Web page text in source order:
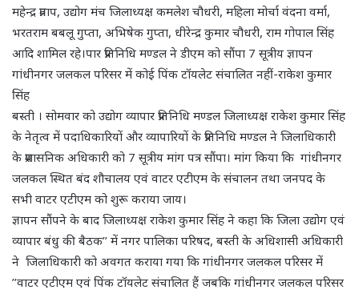
महेन्द्र प्रताप, उद्योग मंच जिलाध्यक्ष कमलेश चौधरी, महिला मोर्चा वंदना वर्मा,
भरतराम बबलू गुप्ता, अभिषेक गुप्ता, धीरेन्द्र कुमार चौधरी, राम गोपाल सिंह
आदि शामिल रहे।पार प्रतिनिधि मण्डल ने डीएम को सौंपा 7 सूत्रीय ज्ञापन
गांधीनगर जलकल परिसर में कोई पिंक टॉयलेट संचालित नहीं-राकेश कुमार
सिंह
बस्ती । सोमवार को उद्योग व्यापार प्रतिनिधि मण्डल जिलाध्यक्ष राकेश कुमार सिंह
के नेतृत्व में पदाधिकारियों और व्यापारियों के प्रतिनिधि मण्डल ने जिलाधिकारी
के प्रशासनिक अधिकारी को 7 सूत्रीय मांग पत्र सौंपा। मांग किया कि गांधीनगर
जलकल स्थित बंद शौचालय एवं वाटर एटीएम के संचालन तथा जनपद के
सभी वाटर एटीएम को शुरू कराया जाय।
ज्ञापन सौंपने के बाद जिलाध्यक्ष राकेश कुमार सिंह ने कहा कि जिला उद्योग एवं
व्यापार बंधु की बैठक’’ में नगर पालिका परिषद, बस्ती के अधिशासी अधिकारी
ने जिलाधिकारी को अवगत कराया गया कि गांधीनगर जलकल परिसर में
’’वाटर एटीएम एवं पिंक टॉयलेट संचालित हैं जबकि गांधीनगर जलकल परिसर